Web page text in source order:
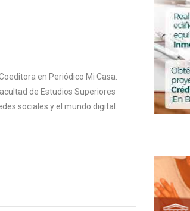
en Periódico Mi Casa.
de Estudios Superiores
sociales y el mundo digital.